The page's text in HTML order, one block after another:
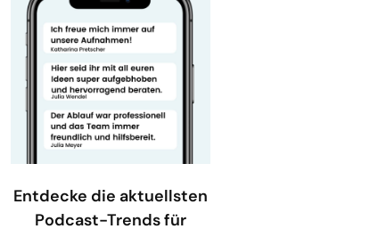
Entdecke die aktuellsten
Podcast-Trends für